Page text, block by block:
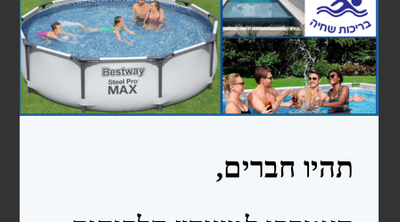
בריכות מלבניות
בריכות עגולות
בריכות אובליות
בריכות פוליאתילן
בריכה 2.4X4.5X1.5
כימיקלים
אביזרי ניקיון לבריכות שחיה